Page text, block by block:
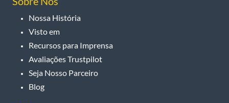
Nossa História
Visto em
Recursos para Imprensa
Avaliações Trustpilot
Seja Nosso Parceiro
Blog